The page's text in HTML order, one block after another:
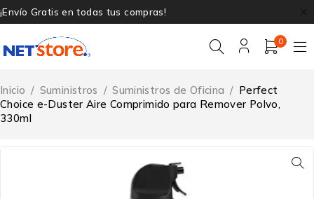
¡Envío Gratis en todas tus compras!
0
Inicio / Suministros / Suministros de Oficina / Perfect
Choice e-Duster Aire Comprimido para Remover Polvo,
330ml